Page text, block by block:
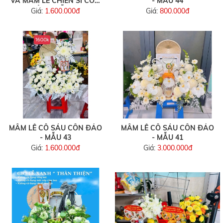
ĐẢO - MẪU 47
Giá: 1.600.000đ
Giá:800.000đ
MÂM LỄ CÔ SÁU CÔN ĐẢO
- MẪU 43
Giá: 1.600.000đ
MÂM LỄ CÔ SÁU CÔN ĐẢO
- MẪU 41
Giá: 3.000.000đ